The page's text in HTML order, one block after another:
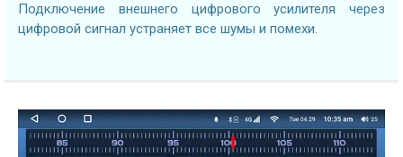
Подключение внешнего цифрового усилителя через
цифровой сигнал устраняет все шумы и помехи.